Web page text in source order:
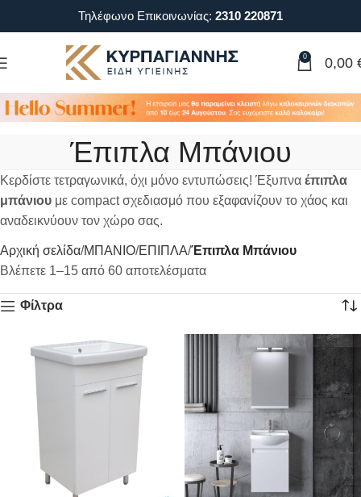
Τηλέφωνο Επικοινωνίας: 2310 220871
0 0,00
Έπιπλα Μπάνιου
Κερδίστε τετραγωνικά, όχι μόνο εντυπώσεις! Έξυπνα έπιπλα
μπάνιου με compact σχεδιασμό που εξαφανίζουν το χάος και
αναδεικνύουν τον χώρο σας.
Αρχική σελίδα ΜΠΑΝΙΟ ΕΠΙΠΛΑ Έπιπλα Μπάνιου
Βλέπετε 1–15 από 60 αποτελέσματα
Φίλτρα